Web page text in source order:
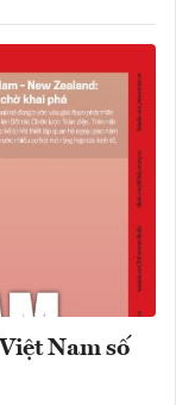
Nam số